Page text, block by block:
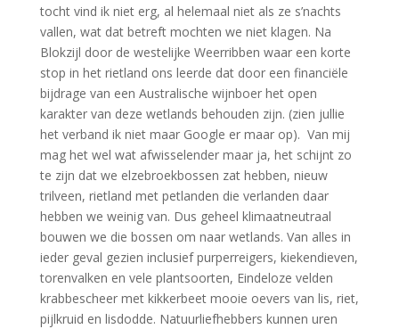
tocht vind ik niet erg, al helemaal niet als ze s’nachts
vallen, wat dat betreft mochten we niet klagen. Na
Blokzijl door de westelijke Weerribben waar een korte
stop in het rietland ons leerde dat door een financiële
bijdrage van een Australische wijnboer het open
karakter van deze wetlands behouden zijn. (zien jullie
het verband ik niet maar Google er maar op). Van mij
mag het wel wat afwisselender maar ja, het schijnt zo
te zijn dat we elzebroekbossen zat hebben, nieuw
trilveen, rietland met petlanden die verlanden daar
hebben we weinig van. Dus geheel klimaatneutraal
bouwen we die bossen om naar wetlands. Van alles in
ieder geval gezien inclusief purperreigers, kiekendieven,
torenvalken en vele plantsoorten, Eindeloze velden
krabbescheer met kikkerbeet mooie oevers van lis, riet,
pijlkruid en lisdodde. Natuurliefhebbers kunnen uren